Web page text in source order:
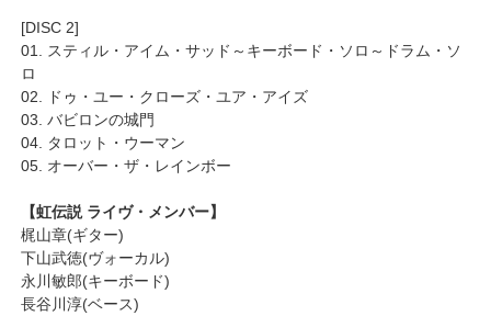
[DISC 2]
01. スティル・アイム・サッド～キーボード・ソロ～ドラム・ソ
ロ
02. ドゥ・ユー・クローズ・ユア・アイズ
03. バビロンの城門
04. タロット・ウーマン
05. オーバー・ザ・レインボー
【虹伝説 ライヴ・メンバー】
梶山章(ギター)
下山武徳(ヴォーカル)
永川敏郎(キーボード)
長谷川淳(ベース)